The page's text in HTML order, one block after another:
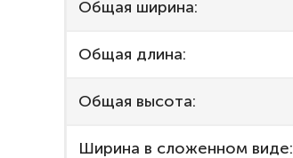
Общая ширина:
Общая длина:
Общая высота:
Ширина в сложенном виде: